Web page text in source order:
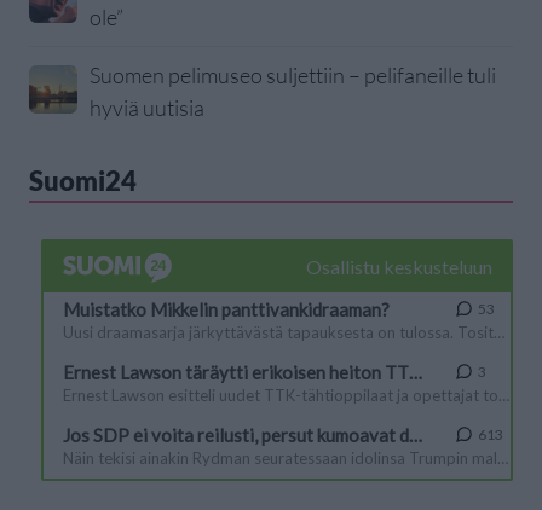
ole”
Suomen pelimuseo suljettiin – pelifaneille tuli
hyviä uutisia
Suomi24